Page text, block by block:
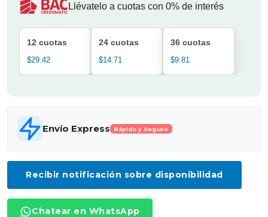
Llévatelo a cuotas con 0% de interés
12 cuotas
$29.42
24 cuotas
$14.71
36 cuotas
$9.81
Envío Express Rápido y Seguro
Recibir notificación sobre disponibilidad
Chatear en WhatsApp